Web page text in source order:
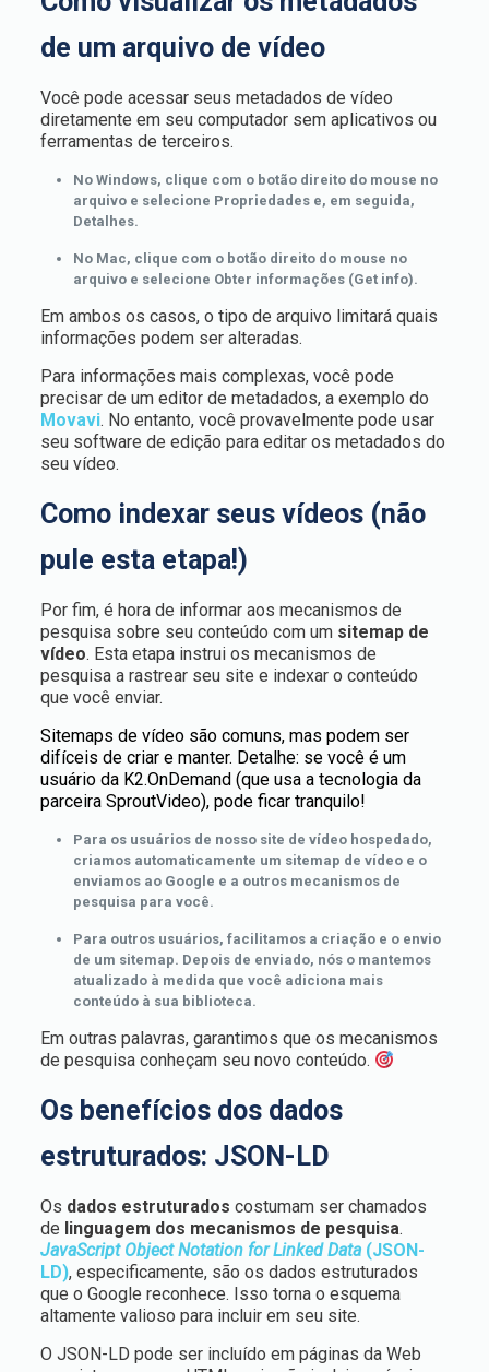
de um arquivo de vídeo
Você pode acessar seus metadados de vídeo
diretamente em seu computador sem aplicativos ou
ferramentas de terceiros.
No Windows, clique com o botão direito do mouse no
arquivo e selecione Propriedades e, em seguida,
Detalhes.
No Mac, clique com o botão direito do mouse no
arquivo e selecione Obter informações (Get info).
Em ambos os casos, o tipo de arquivo limitará quais
informações podem ser alteradas.
Para informações mais complexas, você pode
precisar de um editor de metadados, a exemplo do
Movavi. No entanto, você provavelmente pode usar
seu software de edição para editar os metadados do
seu vídeo.
Como indexar seus vídeos (não
pule esta etapa!)
Por fim, é hora de informar aos mecanismos de
pesquisa sobre seu conteúdo com um sitemap de
vídeo. Esta etapa instrui os mecanismos de
pesquisa a rastrear seu site e indexar o conteúdo
que você enviar.
Sitemaps de vídeo são comuns, mas podem ser
difíceis de criar e manter. Detalhe: se você é um
usuário da K2.OnDemand (que usa a tecnologia da
parceira SproutVideo), pode ficar tranquilo!
Para os usuários de nosso site de vídeo hospedado,
criamos automaticamente um sitemap de vídeo e o
enviamos ao Google e a outros mecanismos de
pesquisa para você.
Para outros usuários, facilitamos a criação e o envio
de um sitemap. Depois de enviado, nós o mantemos
atualizado à medida que você adiciona mais
conteúdo à sua biblioteca.
Em outras palavras, garantimos que os mecanismos
de pesquisa conheçam seu novo conteúdo.
Os benefícios dos dados
estruturados: JSON-LD
Os dados estruturados costumam ser chamados
de linguagem dos mecanismos de pesquisa.
JavaScript Object Notation for Linked Data(JSON-
LD), especificamente, são os dados estruturados
que o Google reconhece. Isso torna o esquema
altamente valioso para incluir em seu site.
O JSON-LD pode ser incluído em páginas da Web